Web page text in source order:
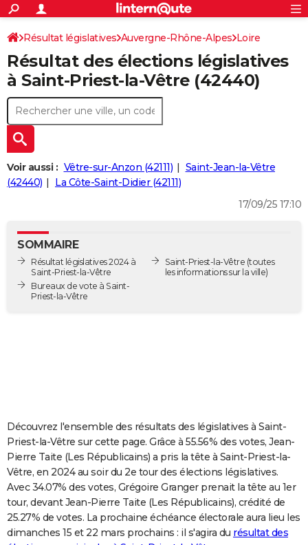
ACTUALITÉS
Politique
Société
Faits Divers
Education
Monde
Villes
+
SPORT
Coupe du monde 2026
Football
Tennis
Cyclisme
Rugby
Forum
CULTURE
Programme TV
TNT
Streaming
Cinéma
Sorties cinéma
Musique
+
FINANCE
Retraite
Impôts
Epargne
Immobilier
Risques naturels par ville
Banque
Assurance
Crédit
AUTO
Essais
Réserver un essai
Citadines
Berlines
SUV
Forum auto
+
HIGH-TECH
Mobiles
Meilleur smartphone
Internet
Ordinateurs
Jeux vidéo
Guide high-tech
+
BRICOLAGE
Guides de France
Escapades
Patrimoine
Expositions
Musées
Week-end nature
LIFESTYLE
Art de vivre
Bien-être
Loisirs
ModeModes de vie
SANTE
Alimentation
Guide de la santé
Maladies
Médicaments
Sommeil
VOYAGE
Carte de Noël
Carte Bonne année
Carte Saint-Valentin
Carte Pâques
Carte d'anniversaire
DICTIONNAIRE
Dictionnaire
Biographies
Citations
Expressions
Proverbes
PROGRAMME TV
COPAINS D'AVANT
S'inscrire
Se connecter
Lycées
Collèges
Primaires
Universités
Entreprises
Service militaire
Avis de recherche
AVIS DE DÉCÈS
Rechercher
S'inscrire
Connexion
Résultat législatives Auvergne-Rhône-Alpes Loire
6ème circonscription
Résultat des élections législatives
à Saint-Priest-la-Vêtre (42440)
Voir aussi : Vêtre-sur-Anzon (42111)
Saint-Jean-la-Vêtre
(42440)
La Côte-Saint-Didier (42111)
17/09/25 17:10
SOMMAIRE
Résultat législatives 2024 à
Saint-Priest-la-Vêtre
Bureaux de vote à Saint-
Priest-la-Vêtre
Saint-Priest-la-Vêtre (toutes
les informations sur la ville)
Découvrez l'ensemble des résultats des législatives à Saint-
Priest-la-Vêtre sur cette page. Grâce à 55.56% des votes, Jean-
Pierre Taite (Les Républicains) a pris la tête à Saint-Priest-la-
Vêtre, en 2024 au soir du 2e tour des élections législatives.
Avec 34.07% des votes, Grégoire Granger prenait la tête au 1er
tour, devant Jean-Pierre Taite (Les Républicains), crédité de
25.27% de votes. La prochaine échéance électorale aura lieu les
dimanches 15 et 22 mars prochains : il s'agira du résultat des